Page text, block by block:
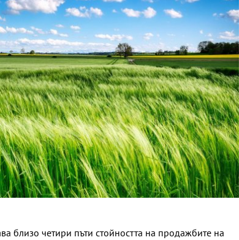
близо четири пъти стойността на продажбите на